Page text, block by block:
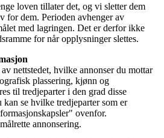
loven tillater det, og vi sletter dem
for dem. Perioden avhenger av
med lagringen. Det er derfor ikke
for når opplysninger slettes.
nettstedet, hvilke annonser du mottar
plassering, kjønn og
til tredjeparter i den grad disse
se hvilke tredjeparter som er
ovenfor.
annonsering.